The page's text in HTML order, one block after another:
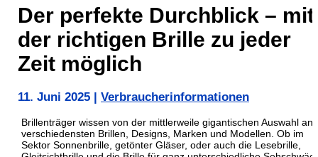
Der perfekte Durchblick – mit
der richtigen Brille zu jeder
Zeit möglich
11. Juni 2025 Verbraucherinformationen
Brillenträger wissen von der mittlerweile gigantischen Auswahl an
verschiedensten Brillen, Designs, Marken und Modellen. Ob im
Sektor Sonnenbrille, getönter Gläser, oder auch die Lesebrille,